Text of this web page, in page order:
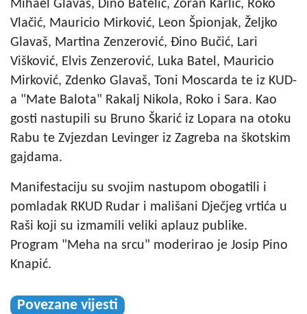
Mihael Glavaš, Dino Batelić, Zoran Karlić, Roko
Vlačić, Mauricio Mirković, Leon Špionjak, Željko
Glavaš, Martina Zenzerović, Đino Bučić, Lari
Višković, Elvis Zenzerović, Luka Batel, Mauricio
Mirković, Zdenko Glavaš, Toni Moscarda te iz KUD-
a "Mate Balota" Rakalj Nikola, Roko i Sara. Kao
gosti nastupili su Bruno Škarić iz Lopara na otoku
Rabu te Zvjezdan Levinger iz Zagreba na škotskim
gajdama.
Manifestaciju su svojim nastupom obogatili i
pomladak RKUD Rudar i mališani Dječjeg vrtića u
Raši koji su izmamili veliki aplauz publike.
Program "Meha na srcu" moderirao je Josip Pino
Knapić.
Povezane vijesti